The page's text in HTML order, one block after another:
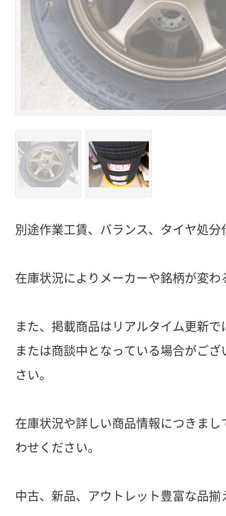
別途作業工賃、バランス、タイヤ処分
在庫状況によりメーカーや銘柄が変
また、掲載商品はリアルタイム更新
または商談中となっている場合がご
さい。
在庫状況や詳しい商品情報につきま
わせください。
中古、新品、アウトレット豊富な品揃